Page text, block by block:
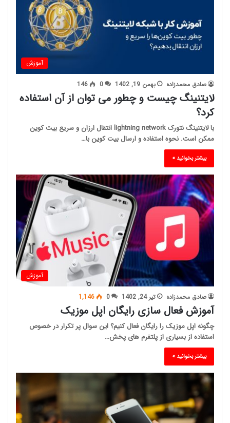
آموزش
صادق محمدزاده بهمن 19, 1402 0
146
لایتنینگ چیست و چطور می توان از آن استفاده
کرد؟
با لایتنینگ نتورک lightning network انتقال ارزان و سریع بیت کوین
ممکن است. نحوه استفاده و ارسال بیت کوین با…
بیشتر بخوانید »
آموزش
صادق محمدزاده تیر 24, 1402 0
1,146
آموزش فعال سازی رایگان اپل موزیک
چگونه اپل موزیک را رایگان فعال کنیم؟ این سوال پر تکرار در خصوص
استفاده از بسیاری از پلتفرم های پخش…
بیشتر بخوانید »